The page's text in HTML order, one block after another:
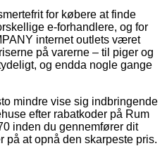
for købere at finde
e-forhandlere, og for
internet outlets været
på varerne – til piger og
og endda nogle gange
mindre vise sig indbringende
efter rabatkoder på Rum
inden du gennemfører dit
på at opnå den skarpeste pris.